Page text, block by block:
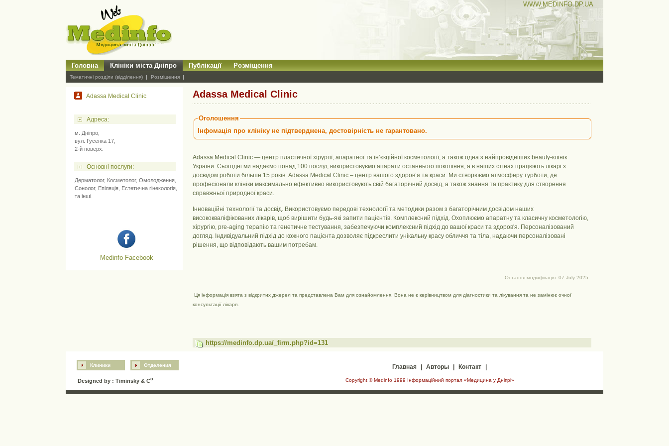
WWW.MEDINFO.DP.UA
Головна Клініки міста Дніпро Публікації Розміщення
Тематичні розділи (відділення) Розміщення
Adassa Medical Clinic
Адресa:
м. Дніпро,
вул. Гусенка 17,
2-й поверх.
Основні послуги:
Дерматолог, Косметолог, Омолодження
Сонолог, Епіляція Естетична гінекологія
та інші.
Medinfo Facebook
Adassa Medical Clinic
Оголошення
Інфомація про клініку не підтверджена, достовірність не гарантовано.
Adassa Medical Clinic — центр пластичної хірургії, апаратної та інʼєкційної косметології, а також одна з найпровідніших beauty-клінік
України. Сьогодні ми надаємо понад 100 послуг, використовуємо апарати останнього покоління, а в наших стінах працюють лікарі з
досвідом роботи більше 15 років. Adassa Medical Clinic – центр вашого здоровʼя та краси. Ми створюємо атмосферу турботи, де
професіонали клініки максимально ефективно використовують свій багаторічний досвід, а також знання та практику для створення
справжньої природної краси.
Інноваційні технології та досвід. Використовуємо передові технології та методики разом з багаторічним досвідом наших
висококваліфікованих лікарів, щоб вирішити будь-які запити пацієнтів. Комплексний підхід. Охоплюємо апаратну та класичну косметологію,
хірургію, pre-aging терапію та генетичне тестування, забезпечуючи комплексний підхід до вашої краси та здоров'я. Персоналізований
догляд. Індивідуальний підхід до кожного пацієнта дозволяє підкреслити унікальну красу обличчя та тіла, надаючи персоналізовані
рішення, що відповідають вашим потребам.
Остання модифікація: 07 July 2025
Ця інформація взята з відкритих джерел та представлена ​​Вам для ознайомлення. Вона не є керівництвом для діагностики та лікування та не замінює очної
консультації лікаря.
https://medinfo.dp.ua/_firm.php?id=131
Главная Авторы Контакт
Copyright © Medinfo 1999 Інформаційний портал «Медицина у Дніпрі»
Клиники Отделения
Designed by : Timinsky & Co